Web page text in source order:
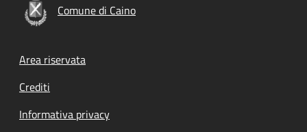
Comune di Caino
Footer menu
Area riservata
Crediti
Informativa privacy